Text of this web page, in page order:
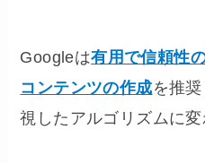
Googleは有用で信頼性
コンテンツの作成を推奨
視したアルゴリズムに変